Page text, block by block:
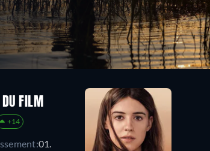
DU FILM
+14
01.